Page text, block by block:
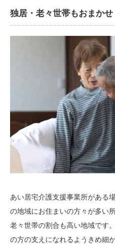
独居・老々世帯もおまかせ
あい居宅介護支援事業所がある
の地域にお住まいの方々が多い
老々世帯の割合も高い地域です
の方の支えになれるようきめ細